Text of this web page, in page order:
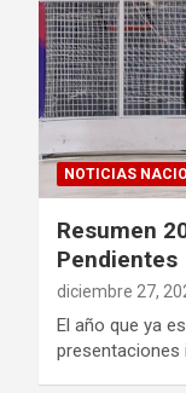
NOTICIAS
Resumen
Pendientes
diciembre 27,
El año que ya
presentaciones